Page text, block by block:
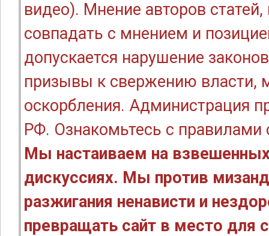
видео). Мнение авторов
совпадать с мнением и
допускается нарушение
призывы к свержению власти,
оскорбления. Администрация
РФ. Ознакомьтесь с правилами
Мы настаиваем на
дискуссиях. Мы против
разжигания ненависти и
превращать сайт в место для